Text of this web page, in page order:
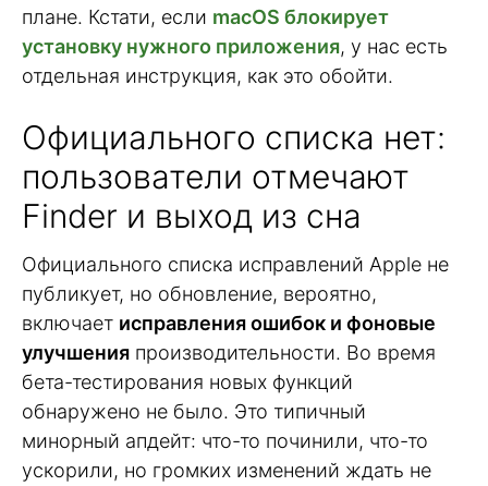
плане. Кстати, если macOS блокирует
установку нужного приложения, у нас есть
отдельная инструкция, как это обойти.
Официального списка нет:
пользователи отмечают
Finder и выход из сна
Официального списка исправлений Apple не
публикует, но обновление, вероятно,
включает исправления ошибок и фоновые
улучшения производительности. Во время
бета-тестирования новых функций
обнаружено не было. Это типичный
минорный апдейт: что-то починили, что-то
ускорили, но громких изменений ждать не